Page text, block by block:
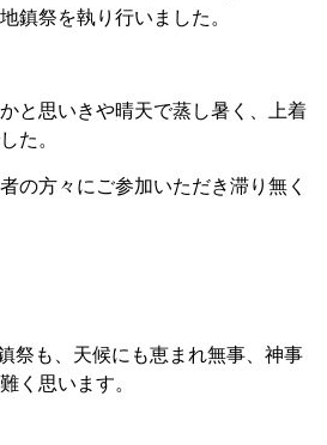
鎮祭を執り行いました。
と思いきや晴天で蒸し暑く、上着
た。
の方々にご参加いただき滞り無く
祭も、天候にも恵まれ無事、神事
く思います。